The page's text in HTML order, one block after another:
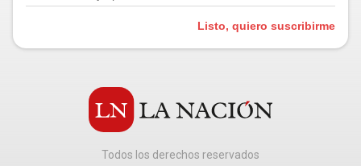
Listo, quiero suscribirme
Todos los derechos reservados